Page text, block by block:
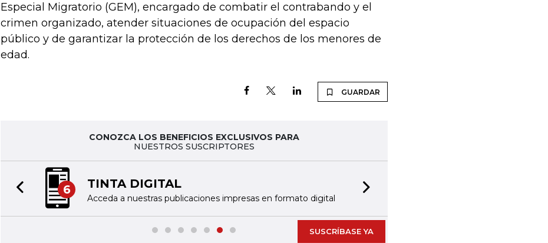
Especial Migratorio (GEM), encargado de combatir el contrabando y el
crimen organizado, atender situaciones de ocupación del espacio
público y de garantizar la protección de los derechos de los menores de
edad.
GUARDAR
CONOZCA LOS BENEFICIOS EXCLUSIVOS PARA
NUESTROS SUSCRIPTORES
6 TINTA DIGITAL
Acceda a nuestras publicaciones impresas en formato digital
Previous slide
SUSCRÍBASE YA